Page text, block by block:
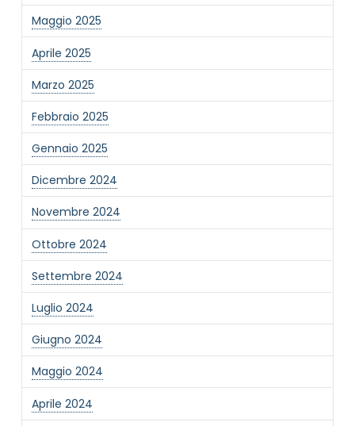
Maggio 2025
Aprile 2025
Marzo 2025
Febbraio 2025
Gennaio 2025
Dicembre 2024
Novembre 2024
Ottobre 2024
Settembre 2024
Luglio 2024
Giugno 2024
Maggio 2024
Aprile 2024
NOME STRUTTURA
MAIL REFERENTE
MOTIVO DEL CONTATTO
Informativa Privacy
Ho preso visione dell'informativa privacy
Privacy Policy completa